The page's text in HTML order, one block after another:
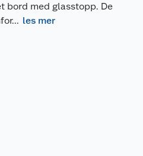
bord med glasstopp. De
... les mer